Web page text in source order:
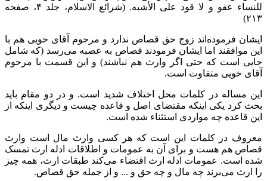
للنساء عفو و لا قود على الأشبه. (شرائع الاسلام، جلد ۴، صفحه
۲۱۳)
ایشان فرموده‌اند زوج حق قصاص ندارد و مرحوم آقای خویی هم با
این موافقند اما ایشان فرمودند قصاص به عصبه می‌رسد (که شامل
جایی است که حتی اگر وارث هم نباشند) و این قسمت با مرحوم
آقای خویی متفاوت است.
این مساله در کلمات محل اختلاف شدید است. و در دو مقام باید
بحث کرد یکی اینکه مقتضای اصل و قاعده چیست و دیگری اینکه از
این قاعده چه مواردی استثناء شده است.
معروف در کلمات این است که هر کسی وارث مال است وارث
قصاص هم هست و برای آن به عمومات و اطلاقات ادله ارث تمسک
شده است. عمومات ادله ارث اقتضاء می‌کند طبقات ارث، همه چیز
را ارث می‌برند چه مال و چه حق و ... و از جمله حق قصاص.